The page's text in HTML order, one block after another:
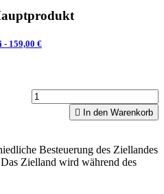
- 159,00 €
 In den Warenkorb
Besteuerung des Ziellandes
Zielland wird während des